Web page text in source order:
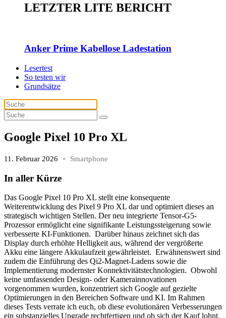
LETZTER LITE BERICHT
Anker Prime Kabellose Ladestation
Lesertest
So testen wir
Grundsätze
Google Pixel 10 Pro XL
11. Februar 2026 Smartphone
In aller Kürze
Das Google Pixel 10 Pro XL stellt eine konsequente
Weiterentwicklung des Pixel 9 Pro XL dar und optimiert dieses an
strategisch wichtigen Stellen. Der neu integrierte Tensor-G5-
Prozessor ermöglicht eine signifikante Leistungssteigerung sowie
verbesserte KI-Funktionen. Darüber hinaus zeichnet sich das
Display durch erhöhte Helligkeit aus, während der vergrößerte
Akku eine längere Akkulaufzeit gewährleistet. Erwähnenswert sind
zudem die Einführung des Qi2-Magnet-Ladens sowie die
Implementierung modernster Konnektivitätstechnologien. Obwohl
keine umfassenden Design- oder Kamerainnovationen
vorgenommen wurden, konzentriert sich Google auf gezielte
Optimierungen in den Bereichen Software und KI. Im Rahmen
dieses Tests verrate ich euch, ob diese evolutionären Verbesserungen
ein substanzielles Upgrade rechtfertigen und ob sich der Kauf lohnt.